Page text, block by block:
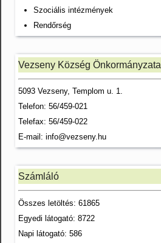
Szociális intézmények
Rendőrség
Vezseny Község Önkormányzata
5093 Vezseny, Templom u. 1.
Telefon: 56/459-021
Telefax: 56/459-022
E-mail: info@vezseny.hu
Számláló
Összes letöltés: 61865
Egyedi látogató: 8722
Napi látogató: 586